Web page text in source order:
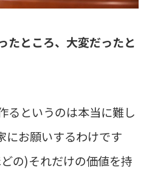
たところ、大変だったと
るというのは本当に難し
にお願いするわけです
の)それだけの価値を持